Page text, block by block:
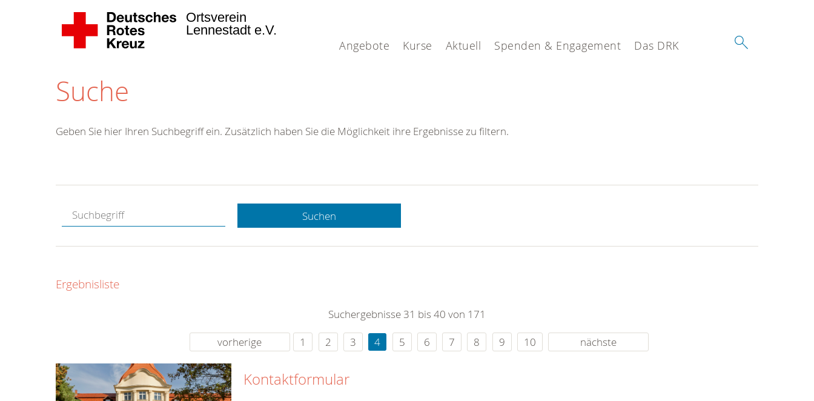
Angebote Kurse Aktuell Spenden & Engagement Das DRK
Ortsverein
Lennestadt e.V.
Suche
Hotline.
gerne.
rund um die Uhr
Geben Sie hier Ihren Suchbegriff ein. Zusätzlich haben Sie die Möglichkeit ihre Ergebnisse zu filtern.
Suchen
Ergebnisliste
Suchergebnisse 31 bis 40 von 171
vorherige
1 2 3 4 5 6 7 8 9 10 nächste
Kontaktformular